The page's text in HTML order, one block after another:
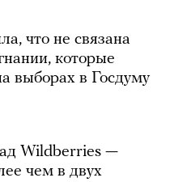
что не связана
которые
выборах в Госдуму
Wildberries —
чем в двух